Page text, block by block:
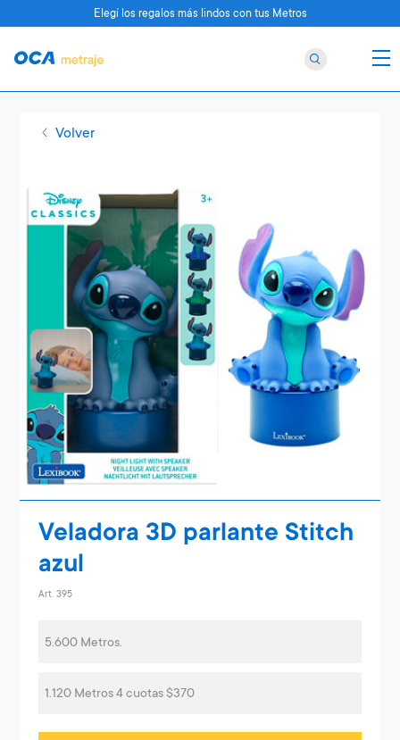
Volver
Veladora 3D parlante Stitch
azul
Art. 395
5.600 Metros.
1.120 Metros 4 cuotas $370
Elegí los regalos más lindos con tus Metros